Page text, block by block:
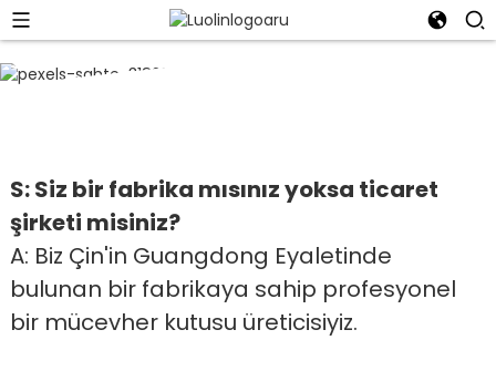
SSS
Suzhou Rowling Hediye Kutusu Co., Ltd.
S: Siz bir fabrika mısınız yoksa ticaret
şirketi misiniz?
A: Biz Çin'in Guangdong Eyaletinde
bulunan bir fabrikaya sahip profesyonel
bir mücevher kutusu üreticisiyiz.